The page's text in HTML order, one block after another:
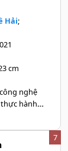
Hải;
cm
nghệ
hành
dễ hiểu
7